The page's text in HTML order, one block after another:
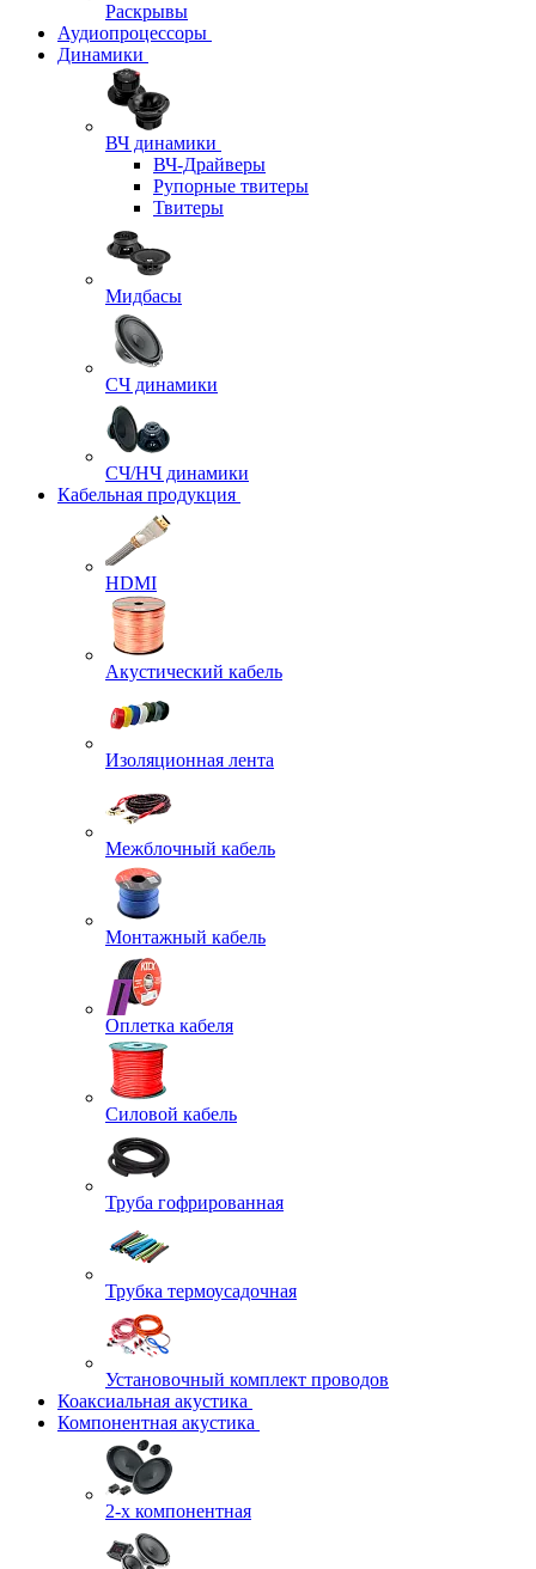
Раскрывы
Аудиопроцессоры
Динамики
ВЧ динамики
ВЧ-Драйверы
Рупорные твитеры
Твитеры
Мидбасы
СЧ динамики
СЧ/НЧ динамики
Кабельная продукция
HDMI
Акустический кабель
Изоляционная лента
Межблочный кабель
Монтажный кабель
Оплетка кабеля
Силовой кабель
Труба гофрированная
Трубка термоусадочная
Установочный комплект проводов
Коаксиальная акустика
Компонентная акустика
2-х компонентная